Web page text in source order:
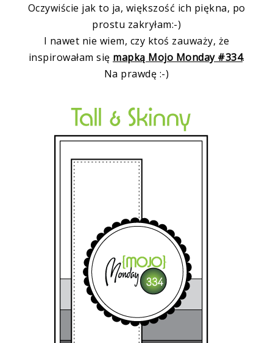
Oczywiście jak to ja, większość ich piękna, po
prostu zakryłam:-)
I nawet nie wiem, czy ktoś zauważy, że
inspirowałam się mapką Mojo Monday #334.
Na prawdę :-)